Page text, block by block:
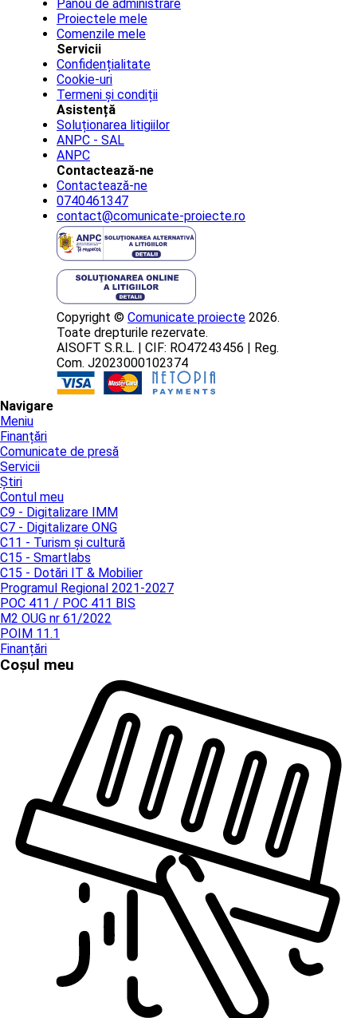
Panou de administrare
Proiectele mele
Comenzile mele
Servicii
Confidențialitate
Cookie-uri
Termeni și condiții
Asistență
Soluționarea litigiilor
ANPC - SAL
ANPC
Contactează-ne
Contactează-ne
0740461347
contact@comunicate-proiecte.ro
Copyright © Comunicate proiecte 2026.
Toate drepturile rezervate.
AISOFT S.R.L. | CIF: RO47243456 | Reg.
Com. J2023000102374
Navigare
Meniu
Finanțări
Comunicate de presă
Servicii
Știri
Contul meu
C9 - Digitalizare IMM
C7 - Digitalizare ONG
C11 - Turism și cultură
C15 - Smartlabs
C15 - Dotări IT & Mobilier
Programul Regional 2021-2027
POC 411 / POC 411 BIS
M2 OUG nr 61/2022
POIM 11.1
Finanțări
Coșul meu